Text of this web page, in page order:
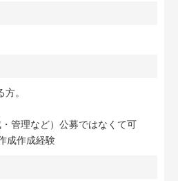
。
管理など）公募ではなくて可
成作成経験